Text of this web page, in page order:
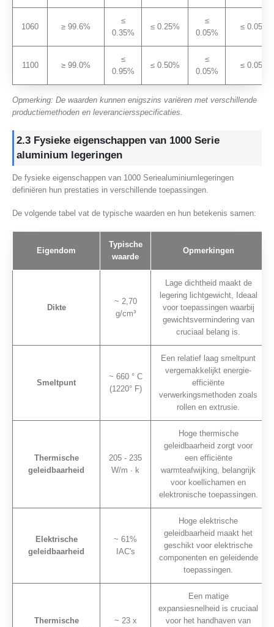
1060 ≥ 99.6%
≤
0.35%
≤ 0.25%
≤
0.05%
≤ 0.05%
1100 ≥ 99.0%
≤
0.95%
≤ 0.50%
≤
0.05%
≤ 0.05%
Opmerking: De waarden kunnen enigszins variëren met verschillende
productiemethoden en leveranciersspecificaties.
2.3 Fysieke eigenschappen van 1000 Serie
aluminium legeringen
De fysieke eigenschappen van 1000 Seriealuminiumlegeringen
definiëren hun prestaties in verschillende toepassingen.
De volgende tabel vat de typische waarden en hun betekenis samen:
Eigendom
Typische
waarde
Opmerkingen
Dikte
~ 2,70
g/cm³
Lage dichtheid maakt de
legering lichtgewicht, Ideaal
voor toepassingen waarbij
gewichtsvermindering van
cruciaal belang is.
Smeltpunt
~ 660 ° C
(1220° F)
Een relatief laag smeltpunt
vergemakkelijkt energie-
efficiënte
verwerkingsmethoden zoals
rollen en extrusie.
Thermische
geleidbaarheid
205 - 235
W/m · k
Hoge thermische
geleidbaarheid zorgt voor
een efficiënte
warmteafwijking, belangrijk
voor koellichamen en
elektronische toepassingen.
Elektrische
geleidbaarheid
~ 61%
IAC's
Hoge elektrische
geleidbaarheid maakt het
geschikt voor elektrische
componenten en geleidende
toepassingen.
Thermische
~ 23 x
Een matige
expansiesnelheid is cruciaal
voor het handhaven van